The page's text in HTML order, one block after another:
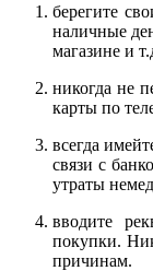
берегите
наличные
магазине и
никогда не
карты по
всегда
связи с
утраты
вводите
покупки.
причинам.